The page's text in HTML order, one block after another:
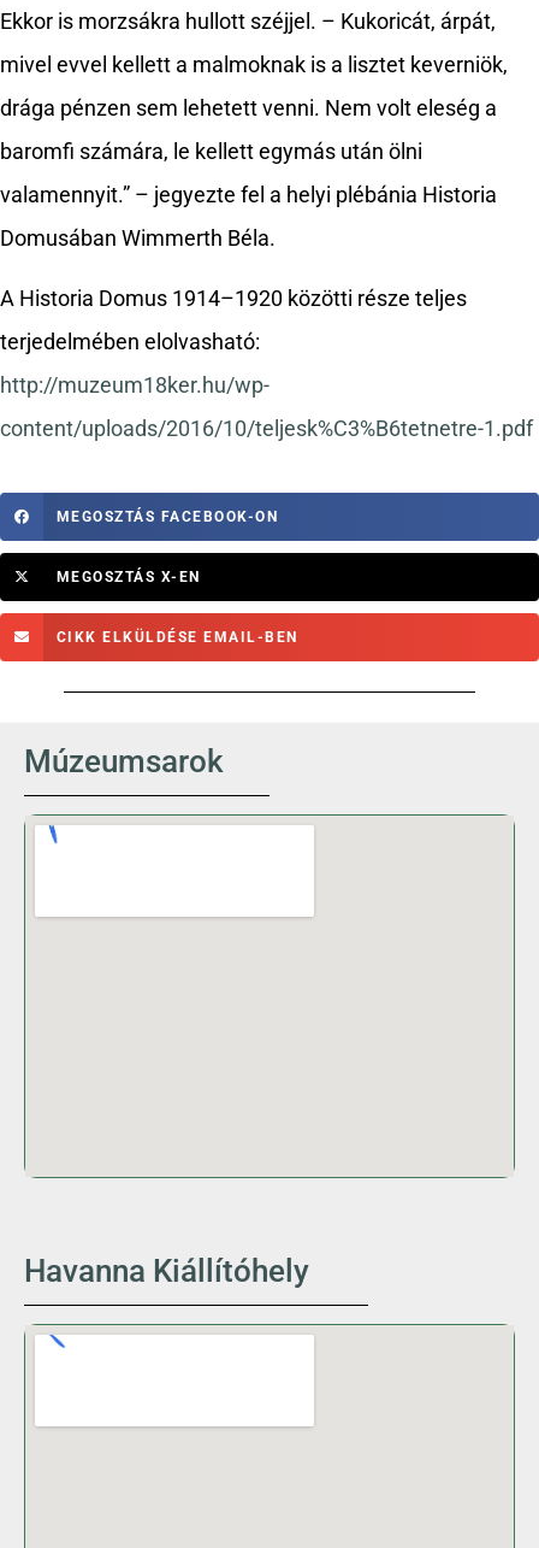
Ekkor is morzsákra hullott széjjel. – Kukoricát, árpát,
mivel evvel kellett a malmoknak is a lisztet keverniök,
drága pénzen sem lehetett venni. Nem volt eleség a
baromfi számára, le kellett egymás után ölni
valamennyit.” – jegyezte fel a helyi plébánia Historia
Domusában Wimmerth Béla.
A Historia Domus 1914–1920 közötti része teljes
terjedelmében elolvasható:
http://muzeum18ker.hu/wp-
content/uploads/2016/10/teljesk%C3%B6tetnetre-1.pdf
MEGOSZTÁS FACEBOOK-ON
MEGOSZTÁS X-EN
CIKK ELKÜLDÉSE EMAIL-BEN
Múzeumsarok
Havanna Kiállítóhely